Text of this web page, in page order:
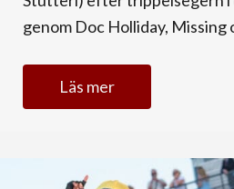
genom Doc Holliday, Missing
Läs mer